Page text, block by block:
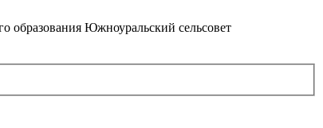
Южноуральский сельсовет